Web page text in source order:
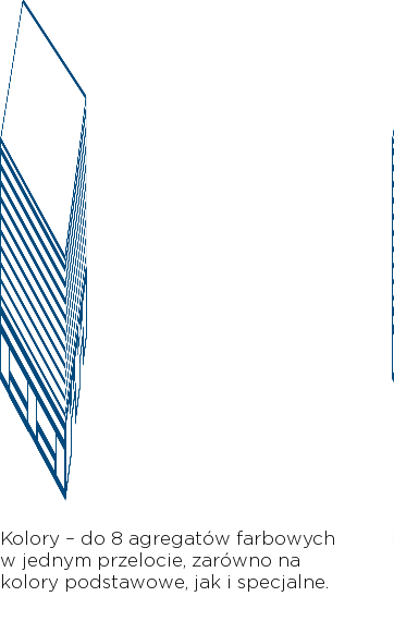
Kolory – do 8 agregatów farbowych
w jednym przelocie, zarówno na
kolory podstawowe, jak i specjalne.